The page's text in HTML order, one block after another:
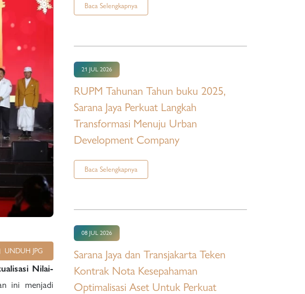
UNDUH JPG
Nilai-
ini menjadi
Baca Selengkapnya
21 JUL 2026
RUPM Tahunan Tahun buku 2025,
Sarana Jaya Perkuat Langkah
Transformasi Menuju Urban
Development Company
Baca Selengkapnya
08 JUL 2026
Sarana Jaya dan Transjakarta Teken
Kontrak Nota Kesepahaman
Optimalisasi Aset Untuk Perkuat